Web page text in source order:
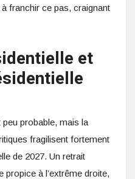
franchir ce pas, craignant
et
probable, mais la
fragilisent fortement
de 2027. Un retrait
propice à l’extrême droite,